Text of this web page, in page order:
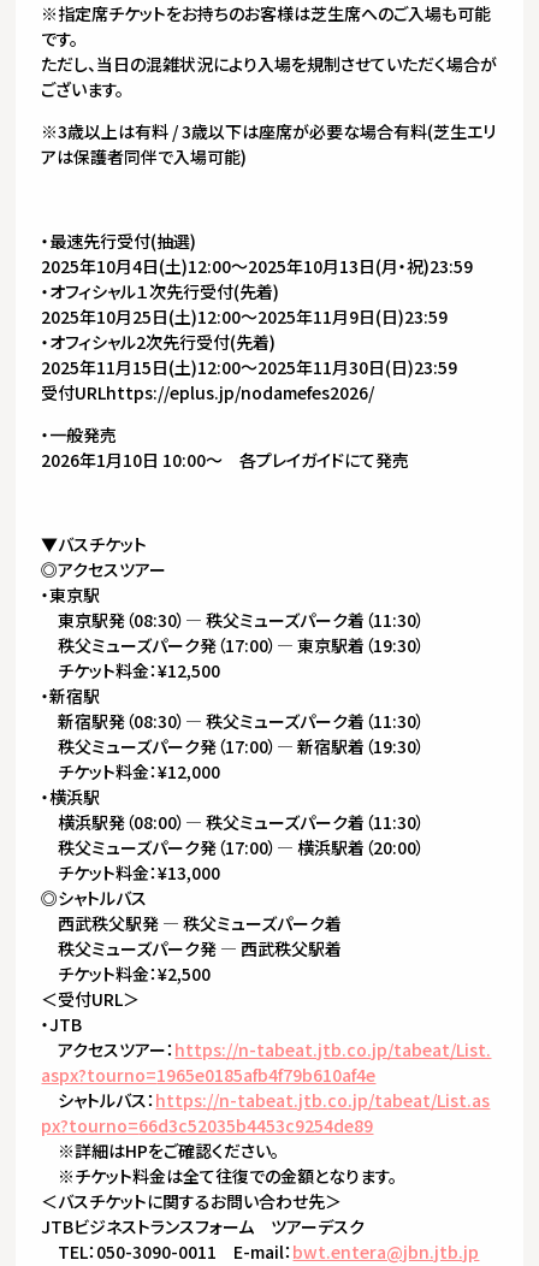
※指定席チケットをお持ちのお客様は芝生席へのご入場も可能
です。
ただし、当日の混雑状況により入場を規制させていただく場合が
ございます。
※3歳以上は有料 / 3歳以下は座席が必要な場合有料(芝生エリ
アは保護者同伴で入場可能)
・最速先行受付(抽選)
2025年10月4日(土)12:00〜2025年10月13日(月・祝)23:59
・オフィシャル１次先行受付(先着)
2025年10月25日(土)12:00〜2025年11月9日(日)23:59
・オフィシャル2次先行受付(先着)
2025年11月15日(土)12:00〜2025年11月30日(日)23:59
受付URLhttps://eplus.jp/nodamefes2026/
・一般発売
2026年1月10日 10:00〜 各プレイガイドにて発売
▼バスチケット
◎アクセスツアー
・東京駅
東京駅発（08:30）— 秩父ミューズパーク着（11:30）
秩父ミューズパーク発（17:00）— 東京駅着（19:30）
チケット料金：¥12,500
・新宿駅
新宿駅発（08:30）— 秩父ミューズパーク着（11:30）
秩父ミューズパーク発（17:00）— 新宿駅着（19:30）
チケット料金：¥12,000
・横浜駅
横浜駅発（08:00）— 秩父ミューズパーク着（11:30）
秩父ミューズパーク発（17:00）— 横浜駅着（20:00）
チケット料金：¥13,000
◎シャトルバス
西武秩父駅発 — 秩父ミューズパーク着
秩父ミューズパーク発 — 西武秩父駅着
チケット料金：¥2,500
＜受付URL＞
・JTB
アクセスツアー： https://n-tabeat.jtb.co.jp/tabeat/List.
aspx?tourno=1965e0185afb4f79b610af4e
シャトルバス： https://n-tabeat.jtb.co.jp/tabeat/List.as
px?tourno=66d3c52035b4453c9254de89
※詳細はHPをご確認ください。
※チケット料金は全て往復での金額となります。
＜バスチケットに関するお問い合わせ先＞
JTBビジネストランスフォーム ツアーデスク
TEL：050-3090-0011 E-mail： bwt.entera@jbn.jtb.jp